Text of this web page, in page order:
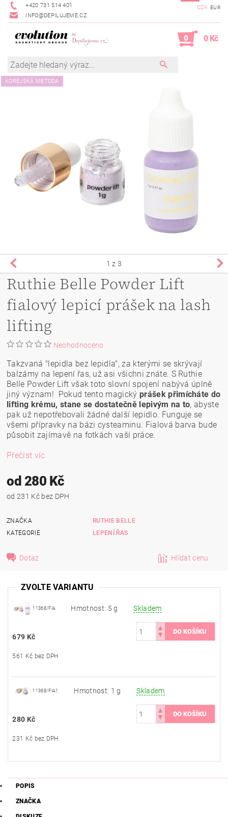
+420 731 514 401
INFO@DEPILUJEME.CZ
CZK EUR
0 0 Kč
KOREJSKÁ METODA
1 z 3
Ruthie Belle Powder Lift
fialový lepicí prášek na lash
lifting
Neohodnoceno
Takzvaná "lepidla bez lepidla", za kterými se skrývají
balzámy na lepení řas, už asi všichni znáte. S Ruthie
Belle Powder Lift však toto slovní spojení nabývá úplně
jiný význam! Pokud tento magický prášek přimícháte do
lifting krému, stane se dostatečně lepivým na to, abyste
pak už nepotřebovali žádné další lepidlo. Funguje se
všemi přípravky na bázi cysteaminu. Fialová barva bude
působit zajímavě na fotkách vaší práce.
Přečíst víc
od 280 Kč
od 231 Kč bez DPH
ZNAČKA
RUTHIE BELLE
KATEGORIE
LEPENÍ ŘAS
Dotaz Hlídat cenu
ZVOLTE VARIANTU
11368/FIA Hmotnost: 5 g Skladem
679 Kč
561 Kč bez DPH
11368/FIA1 Hmotnost: 1 g Skladem
280 Kč
231 Kč bez DPH
POPIS
ZNAČKA